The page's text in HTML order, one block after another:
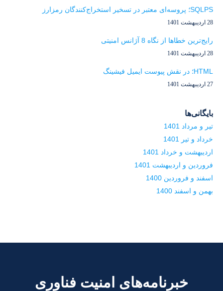
SQLPS؛ پروسه‌ای معتبر در تسخیر استخراج‌کنندگان رمزارز
28 اردیبهشت 1401
رایج‌ترین خطاها از نگاه 8 آژانس امنیتی
28 اردیبهشت 1401
HTML؛ در نقش پیوست ایمیل فیشینگ
27 اردیبهشت 1401
بایگانی‌ها
تیر و مرداد 1401
خرداد و تیر 1401
اردیبهشت و خرداد 1401
فروردین و اردیبهشت 1401
اسفند و فروردین 1400
بهمن و اسفند 1400
خبرنامه‌های امنیت فناوری